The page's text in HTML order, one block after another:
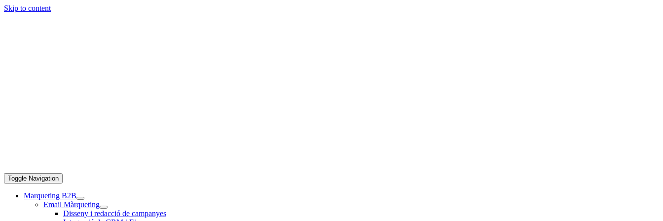
Skip to content
Toggle Navigation
Marqueting B2B
Email Màrqueting
Disseny i redacció de campanyes